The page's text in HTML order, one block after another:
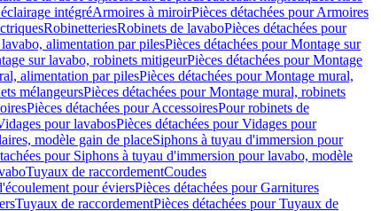
intégréArmoires à miroirPièces détachées pour Armoires
RobinetteriesRobinets de lavaboPièces détachées pour
alimentation par pilesPièces détachées pour Montage sur
sur lavabo, robinets mitigeurPièces détachées pour Montage
alimentation par pilesPièces détachées pour Montage mural,
mélangeursPièces détachées pour Montage mural, robinets
Pièces détachées pour AccessoiresPour robinets de
pour lavabosPièces détachées pour Vidages pour
modèle gain de placeSiphons à tuyau d'immersion pour
pour Siphons à tuyau d'immersion pour lavabo, modèle
Tuyaux de raccordementCoudes
pour éviersPièces détachées pour Garnitures
Tuyaux de raccordementPièces détachées pour Tuyaux de